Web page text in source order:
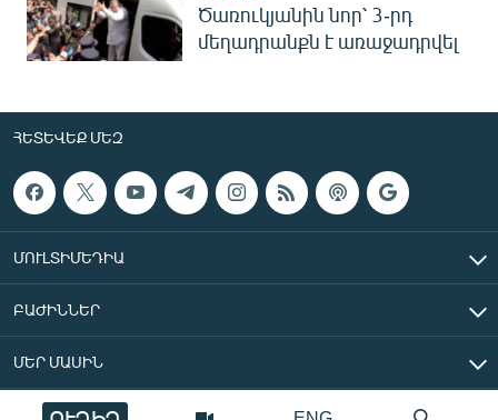
Ծառուկյանին նոր՝ 3-րդ
մեղադրանքն է առաջադրվել
ՀԵՏԵՎԵՔ ՄԵԶ
ՄՈՒԼՏԻՄԵԴԻԱ
ԲԱԺԻՆՆԵՐ
ՄԵՐ ՄԱՍԻՆ
«Ազատ Եվրոպա/Ազատություն» ռադիոկայան © 2026